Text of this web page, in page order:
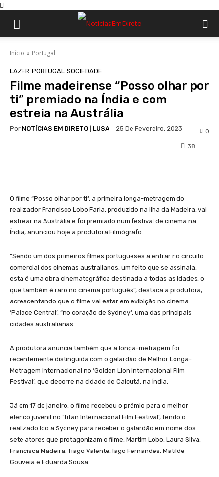
Início Portugal
LAZER PORTUGAL SOCIEDADE
Filme madeirense “Posso olhar por
ti” premiado na Índia e com
estreia na Austrália
Por NOTÍCIAS EM DIRETO | LUSA 25 De Fevereiro, 2023 0
38
O filme “Posso olhar por ti”, a primeira longa-metragem do
realizador Francisco Lobo Faria, produzido na ilha da Madeira, vai
estrear na Austrália e foi premiado num festival de cinema na
Índia, anunciou hoje a produtora Filmógrafo.
“Sendo um dos primeiros filmes portugueses a entrar no circuito
comercial dos cinemas australianos, um feito que se assinala,
esta é uma obra cinematográfica destinada a todas as idades, o
que também é raro no cinema português”, destaca a produtora,
acrescentando que o filme vai estar em exibição no cinema
‘Palace Central’, “no coração de Sydney”, uma das principais
cidades australianas.
A produtora anuncia também que a longa-metragem foi
recentemente distinguida com o galardão de Melhor Longa-
Metragem Internacional no ‘Golden Lion Internacional Film
Festival’, que decorre na cidade de Calcutá, na Índia.
Já em 17 de janeiro, o filme recebeu o prémio para o melhor
elenco juvenil no ‘Titan Internacional Film Festival’, tendo o
realizado ido a Sydney para receber o galardão em nome dos
sete atores que protagonizam o filme, Martim Lobo, Laura Silva,
Francisca Madeira, Tiago Valente, Iago Fernandes, Matilde
Gouveia e Eduarda Sousa.